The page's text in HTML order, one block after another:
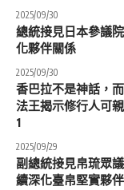
2025/09/30
總統接見日本參議
化夥伴關係
2025/09/30
香巴拉不是神話，
法王揭示修行人可
1
2025/09/29
副總統接見帛琉眾
續深化臺帛堅實夥